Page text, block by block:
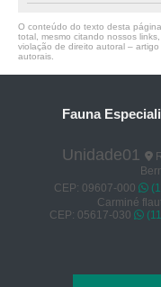
O conteúdo do texto desta
total, mesmo citando nossos
violação de direito autoral –
autorais
Fauna
Unidade01
CEP: 09607-000
Carminé
CEP: 05617-030